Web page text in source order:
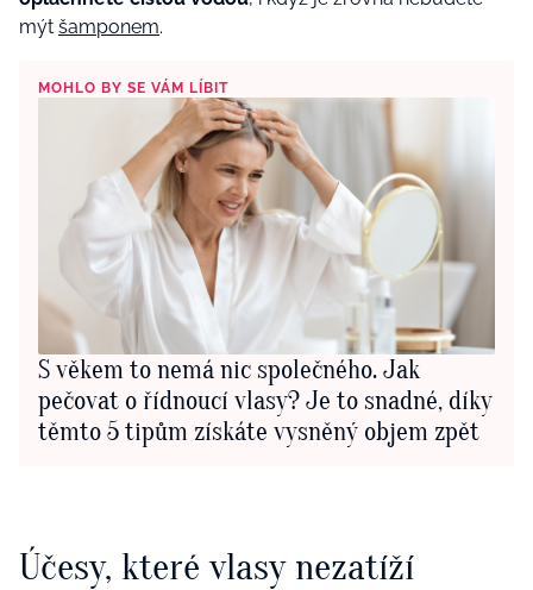
mýt šamponem.
MOHLO BY SE VÁM LÍBIT
S věkem to nemá nic společného. Jak
pečovat o řídnoucí vlasy? Je to snadné, díky
těmto 5 tipům získáte vysněný objem zpět
Účesy, které vlasy nezatíží